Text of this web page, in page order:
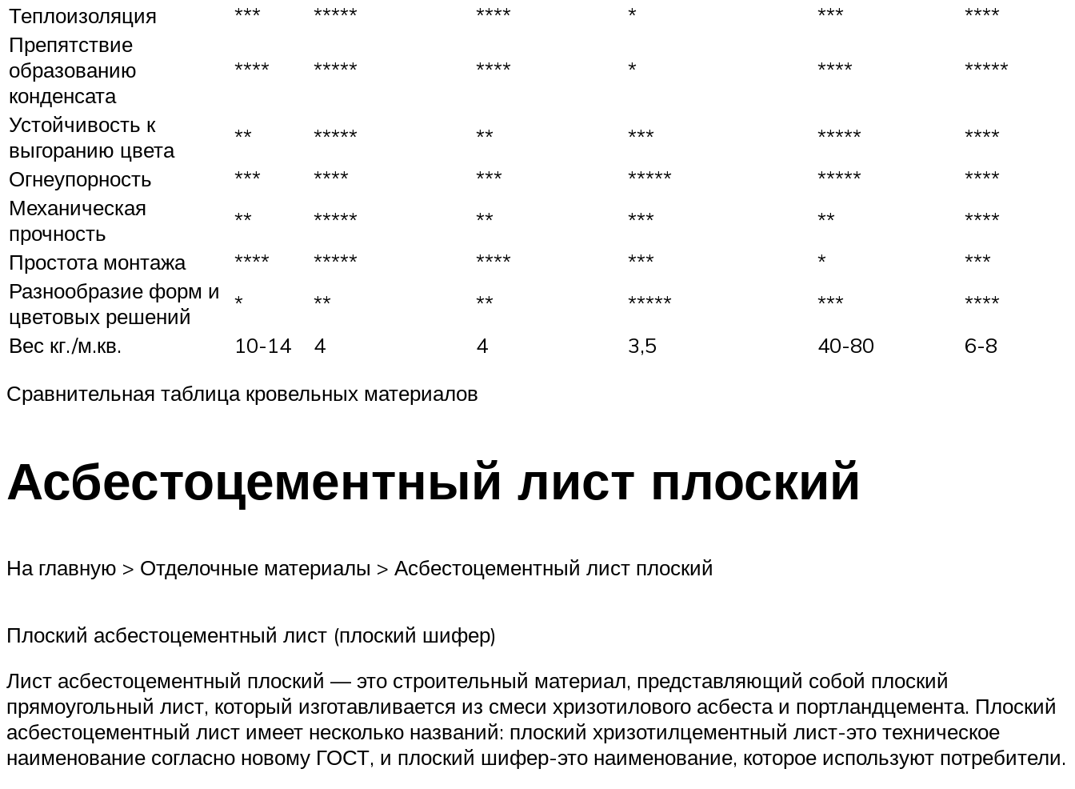
Теплоизоляция
*** ***** **** * ***
****
Препятствие
образованию
конденсата
**** ***** **** * **** *****
Устойчивость к
выгоранию цвета
** ***** ** *** *****
****
Огнеупорность
*** **** *** ***** *****
****
Механическая
прочность
** ***** ** *** **
****
Простота монтажа
**** ***** **** *** *
***
Разнообразие форм и
цветовых решений
* ** ** ***** ***
****
Вес кг./м.кв.
10-14 4 4 3,5 40-80
6-8
Сравнительная таблица кровельных материалов
Асбестоцементный лист плоский
На главную > Отделочные материалы > Асбестоцементный лист плоский
Плоский асбестоцементный лист (плоский шифер)
Лист асбестоцементный плоский — это строительный материал, представляющий собой плоский
прямоугольный лист, который изготавливается из смеси хризотилового асбеста и портландцемента. Плоский
асбестоцементный лист имеет несколько названий: плоский хризотилцементный лист-это техническое
наименование согласно новому ГОСТ, и плоский шифер-это наименование, которое используют потребители.